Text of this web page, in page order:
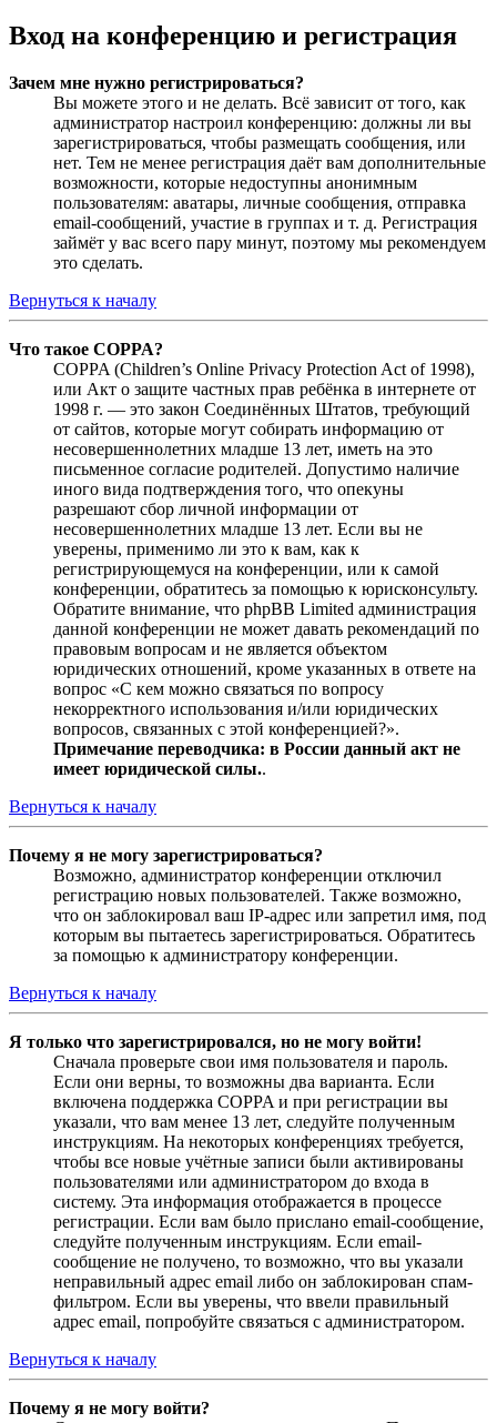
Вход на конференцию и регистрация
Зачем мне нужно регистрироваться?
Вы можете этого и не делать. Всё зависит от того, как
администратор настроил конференцию: должны ли вы
зарегистрироваться, чтобы размещать сообщения, или
нет. Тем не менее регистрация даёт вам дополнительные
возможности, которые недоступны анонимным
пользователям: аватары, личные сообщения, отправка
email-сообщений, участие в группах и т. д. Регистрация
займёт у вас всего пару минут, поэтому мы рекомендуем
это сделать.
Вернуться к началу
Что такое COPPA?
COPPA (Children’s Online Privacy Protection Act of 1998),
или Акт о защите частных прав ребёнка в интернете от
1998 г. — это закон Соединённых Штатов, требующий
от сайтов, которые могут собирать информацию от
несовершеннолетних младше 13 лет, иметь на это
письменное согласие родителей. Допустимо наличие
иного вида подтверждения того, что опекуны
разрешают сбор личной информации от
несовершеннолетних младше 13 лет. Если вы не
уверены, применимо ли это к вам, как к
регистрирующемуся на конференции, или к самой
конференции, обратитесь за помощью к юрисконсульту.
Обратите внимание, что phpBB Limited администрация
данной конференции не может давать рекомендаций по
правовым вопросам и не является объектом
юридических отношений, кроме указанных в ответе на
вопрос «С кем можно связаться по вопросу
некорректного использования и/или юридических
вопросов, связанных с этой конференцией?».
Примечание переводчика: в России данный акт не
имеет юридической силы..
Вернуться к началу
Почему я не могу зарегистрироваться?
Возможно, администратор конференции отключил
регистрацию новых пользователей. Также возможно,
что он заблокировал ваш IP-адрес или запретил имя, под
которым вы пытаетесь зарегистрироваться. Обратитесь
за помощью к администратору конференции.
Вернуться к началу
Я только что зарегистрировался, но не могу войти!
Сначала проверьте свои имя пользователя и пароль.
Если они верны, то возможны два варианта. Если
включена поддержка COPPA и при регистрации вы
указали, что вам менее 13 лет, следуйте полученным
инструкциям. На некоторых конференциях требуется,
чтобы все новые учётные записи были активированы
пользователями или администратором до входа в
систему. Эта информация отображается в процессе
регистрации. Если вам было прислано email-сообщение,
следуйте полученным инструкциям. Если email-
сообщение не получено, то возможно, что вы указали
неправильный адрес email либо он заблокирован спам-
фильтром. Если вы уверены, что ввели правильный
адрес email, попробуйте связаться с администратором.
Вернуться к началу
Почему я не могу войти?